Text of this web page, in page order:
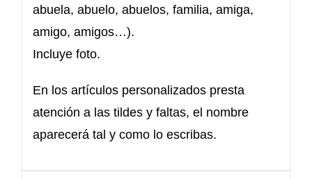
abuela, abuelo, abuelos, familia, amiga,
amigo, amigos…).
Incluye foto.
En los artículos personalizados presta
atención a las tildes y faltas, el nombre
aparecerá tal y como lo escribas.